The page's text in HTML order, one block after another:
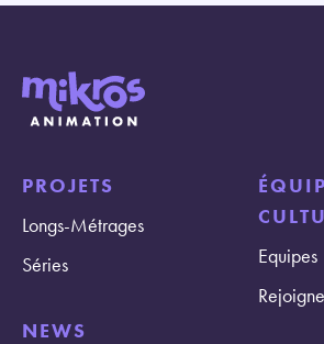
PROJETS
Longs-Métrages
Séries
NEWS
Equipes